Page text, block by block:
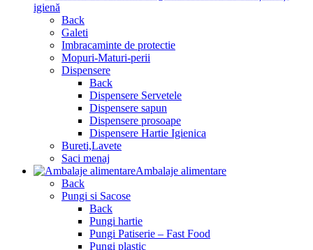
igienă
Back
Galeti
Imbracaminte de protectie
Mopuri-Maturi-perii
Dispensere
Back
Dispensere Servetele
Dispensere sapun
Dispensere prosoape
Dispensere Hartie Igienica
Bureti,Lavete
Saci menaj
Ambalaje alimentare
Back
Pungi si Sacose
Back
Pungi hartie
Pungi Patiserie – Fast Food
Pungi plastic